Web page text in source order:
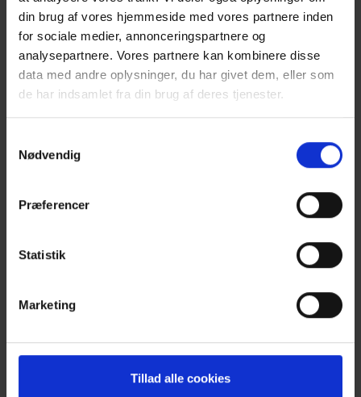
din brug af vores hjemmeside med vores partnere inden
for sociale medier, annonceringspartnere og
analysepartnere. Vores partnere kan kombinere disse
data med andre oplysninger, du har givet dem, eller som
de har indsamlet fra din brug af deres tjenester.
Nødvendig
Præferencer
Statistik
Marketing
Tillad alle cookies
Pöttinger kan fejre 50 års jubilæum i år
plovfabrik og har udviklet sig til en imponerende
Tag med på et tilbageblik på 50 års udvikling.